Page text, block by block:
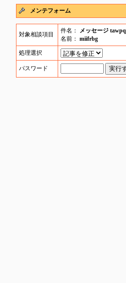
メンテフォーム
対象相談項目
件名：
メッセージ tawpq
名前： miifrbg
処理選択
パスワード